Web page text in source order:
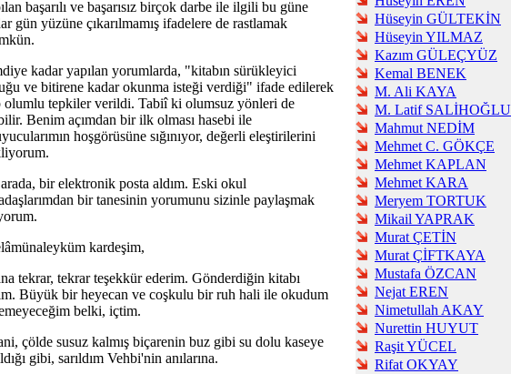
başarılı ve başarısız birçok darbe ile ilgili bu güne
gün yüzüne çıkarılmamış ifadelere de rastlamak
kadar yapılan yorumlarda, "kitabın sürükleyici
ve bitirene kadar okunma isteği verdiği" ifade edilerek
olumlu tepkiler verildi. Tabiî ki olumsuz yönleri de
Benim açımdan bir ilk olması hasebi ile
hoşgörüsüne sığınıyor, değerli eleştirilerini
bir elektronik posta aldım. Eski okul
bir tanesinin yorumunu sizinle paylaşmak
kardeşim,
tekrar, tekrar teşekkür ederim. Gönderdiğin kitabı
Büyük bir heyecan ve coşkulu bir ruh hali ile okudum
belki, içtim.
çölde susuz kalmış biçarenin buz gibi su dolu kaseye
gibi, sarıldım Vehbi'nin anılarına.
Hüseyin GÜLTEKİN
Hüseyin YILMAZ
Kazım GÜLEÇYÜZ
Kemal BENEK
M. Ali KAYA
M. Latif SALİHOĞLU
Mahmut NEDİM
Mehmet C. GÖKÇE
Mehmet KAPLAN
Mehmet KARA
Meryem TORTUK
Mikail YAPRAK
Murat ÇETİN
Murat ÇİFTKAYA
Mustafa ÖZCAN
Nejat EREN
Nimetullah AKAY
Nurettin HUYUT
Raşit YÜCEL
Rifat OKYAY